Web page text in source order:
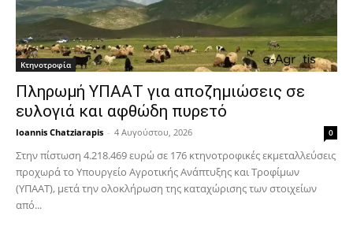
Κτηνοτροφία
Πληρωμή ΥΠΑΑΤ για αποζημιώσεις σε
ευλογιά και αφθώδη πυρετό
Ioannis Chatziarapis - 4 Αυγούστου, 2026 0
Στην πίστωση 4.218.469 ευρώ σε 176 κτηνοτροφικές εκμεταλλεύσεις
προχωρά το Υπουργείο Αγροτικής Ανάπτυξης και Τροφίμων
(ΥΠΑΑΤ), μετά την ολοκλήρωση της καταχώρισης των στοιχείων
από...